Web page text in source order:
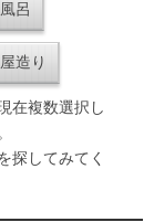
呂
造り
在複数選択し
探してみてく